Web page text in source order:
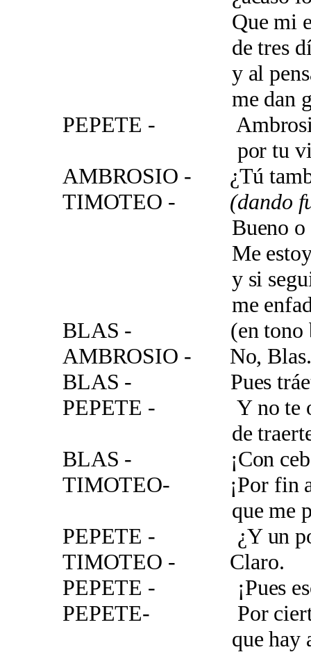
Que mi espada
de tres días
y al pensar en
me dan ganas
PEPETE - Ambrosio,
por tu vino de
AMBROSIO - ¿Tú
TIMOTEO - (dando
Bueno o malo
Me estoy
y si
me enfadaré
BLAS - (en tono
AMBROSIO - No, Blas.
BLAS - Pues tráete
PEPETE - Y no te
de traerte las
BLAS - ¡Con
TIMOTEO- ¡Por fin
que me parece
PEPETE - ¿Y un
TIMOTEO - Claro.
PEPETE - ¡Pues
PEPETE- Por cierto
que hay algo